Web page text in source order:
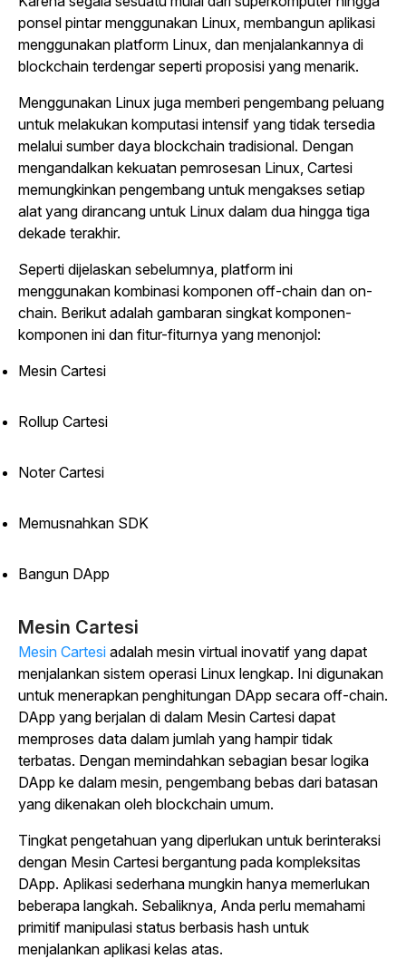
ponsel pintar menggunakan Linux, membangun aplikasi
menggunakan platform Linux, dan menjalankannya di
blockchain terdengar seperti proposisi yang menarik.
Menggunakan Linux juga memberi pengembang peluang
untuk melakukan komputasi intensif yang tidak tersedia
melalui sumber daya blockchain tradisional. Dengan
mengandalkan kekuatan pemrosesan Linux, Cartesi
memungkinkan pengembang untuk mengakses setiap
alat yang dirancang untuk Linux dalam dua hingga tiga
dekade terakhir.
Seperti dijelaskan sebelumnya, platform ini
menggunakan kombinasi komponen off-chain dan on-
chain. Berikut adalah gambaran singkat komponen-
komponen ini dan fitur-fiturnya yang menonjol:
Mesin Cartesi
Rollup Cartesi
Noter Cartesi
Memusnahkan SDK
Bangun DApp
Mesin Cartesi
Mesin Cartesi adalah mesin virtual inovatif yang dapat
menjalankan sistem operasi Linux lengkap. Ini digunakan
untuk menerapkan penghitungan DApp secara off-chain.
DApp yang berjalan di dalam Mesin Cartesi dapat
memproses data dalam jumlah yang hampir tidak
terbatas. Dengan memindahkan sebagian besar logika
DApp ke dalam mesin, pengembang bebas dari batasan
yang dikenakan oleh blockchain umum.
Tingkat pengetahuan yang diperlukan untuk berinteraksi
dengan Mesin Cartesi bergantung pada kompleksitas
DApp. Aplikasi sederhana mungkin hanya memerlukan
beberapa langkah. Sebaliknya, Anda perlu memahami
primitif manipulasi status berbasis hash untuk
menjalankan aplikasi kelas atas.